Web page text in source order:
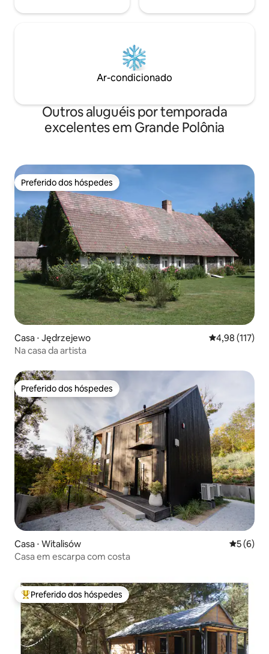
Ar-condicionado
Outros aluguéis por temporada
excelentes em Grande Polônia
Preferido dos hóspedes
Preferido dos hóspedes
Casa ⋅ Jędrzejewo 4,98 de uma
4,98 (117)
Na casa da artista
Preferido dos hóspedes
Preferido dos hóspedes
Casa ⋅ Witalisów 5 de
5 (6)
Casa em escarpa com costa
Entre os melhores preferidos dos hóspedes
Preferido dos hóspedes